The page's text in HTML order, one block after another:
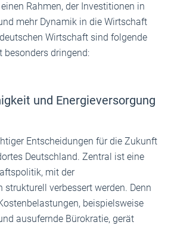
Rahmen, der Investitionen in
mehr Dynamik in die Wirtschaft
Wirtschaft sind folgende
besonders dringend:
und Energieversorgung
Entscheidungen für die Zukunft
Deutschland. Zentral ist eine
mit der
strukturell verbessert werden. Denn
beispielsweise
ausufernde Bürokratie, gerät